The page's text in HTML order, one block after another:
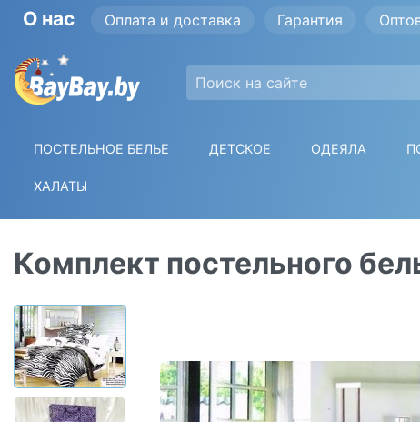
О нас Оплата и доставка Гарантия
ПОСТЕЛЬНОЕ БЕЛЬЕ ДЕТСКОЕ ОДЕЯЛА
ХАЛАТЫ
Комплект постельного